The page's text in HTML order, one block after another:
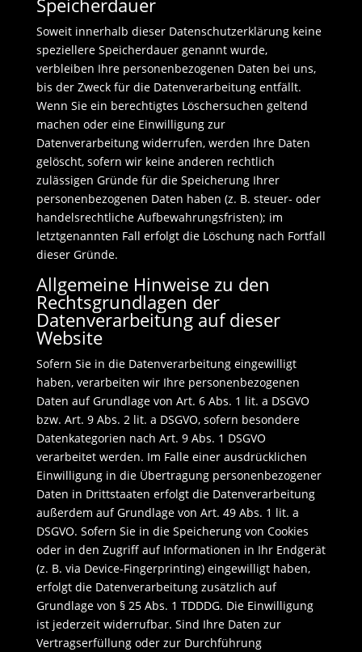
Speicherdauer
Soweit innerhalb dieser Datenschutzerklärung keine
speziellere Speicherdauer genannt wurde,
verbleiben Ihre personenbezogenen Daten bei uns,
bis der Zweck für die Datenverarbeitung entfällt.
Wenn Sie ein berechtigtes Löschersuchen geltend
machen oder eine Einwilligung zur
Datenverarbeitung widerrufen, werden Ihre Daten
gelöscht, sofern wir keine anderen rechtlich
zulässigen Gründe für die Speicherung Ihrer
personenbezogenen Daten haben (z. B. steuer- oder
handelsrechtliche Aufbewahrungsfristen); im
letztgenannten Fall erfolgt die Löschung nach Fortfall
dieser Gründe.
Allgemeine Hinweise zu den
Rechtsgrundlagen der
Datenverarbeitung auf dieser
Website
Sofern Sie in die Datenverarbeitung eingewilligt
haben, verarbeiten wir Ihre personenbezogenen
Daten auf Grundlage von Art. 6 Abs. 1 lit. a DSGVO
bzw. Art. 9 Abs. 2 lit. a DSGVO, sofern besondere
Datenkategorien nach Art. 9 Abs. 1 DSGVO
verarbeitet werden. Im Falle einer ausdrücklichen
Einwilligung in die Übertragung personenbezogener
Daten in Drittstaaten erfolgt die Datenverarbeitung
außerdem auf Grundlage von Art. 49 Abs. 1 lit. a
DSGVO. Sofern Sie in die Speicherung von Cookies
oder in den Zugriff auf Informationen in Ihr Endgerät
(z. B. via Device-Fingerprinting) eingewilligt haben,
erfolgt die Datenverarbeitung zusätzlich auf
Grundlage von § 25 Abs. 1 TDDDG. Die Einwilligung
ist jederzeit widerrufbar. Sind Ihre Daten zur
Vertragserfüllung oder zur Durchführung